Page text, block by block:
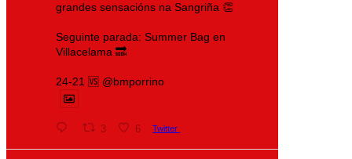
grandes sensacións na Sangriña 👏
Seguinte parada: Summer Bag en
Villacelama 🔜
24-21 🆚 @bmporrino
3 6 Twitter